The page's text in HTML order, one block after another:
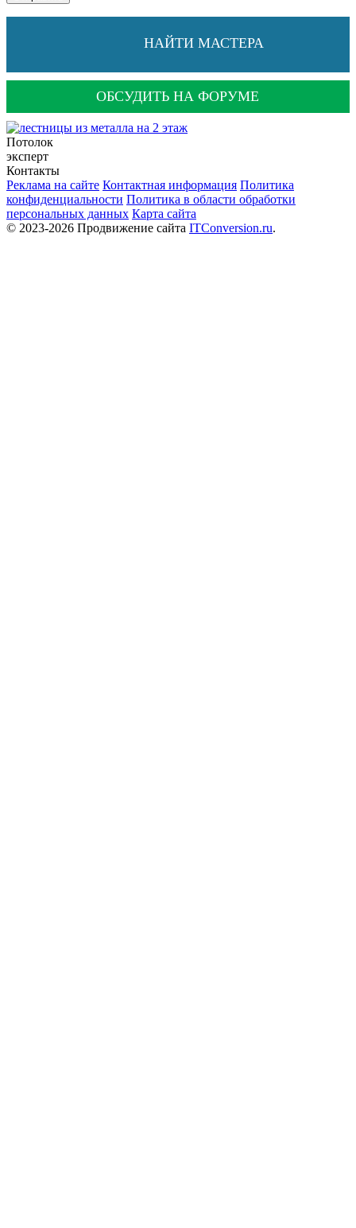
НАЙТИ МАСТЕРА
ОБСУДИТЬ НА ФОРУМЕ
Потолок
эксперт
Контакты
Реклама на сайте Контактная информация Политика
конфиденциальности Политика в области обработки
персональных данных Карта сайта
© 2023-2026 Продвижение сайта ITConversion.ru.